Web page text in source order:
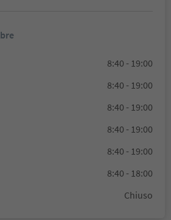
8:40 - 19:00
8:40 - 19:00
8:40 - 19:00
8:40 - 19:00
8:40 - 19:00
8:40 - 18:00
Chiuso